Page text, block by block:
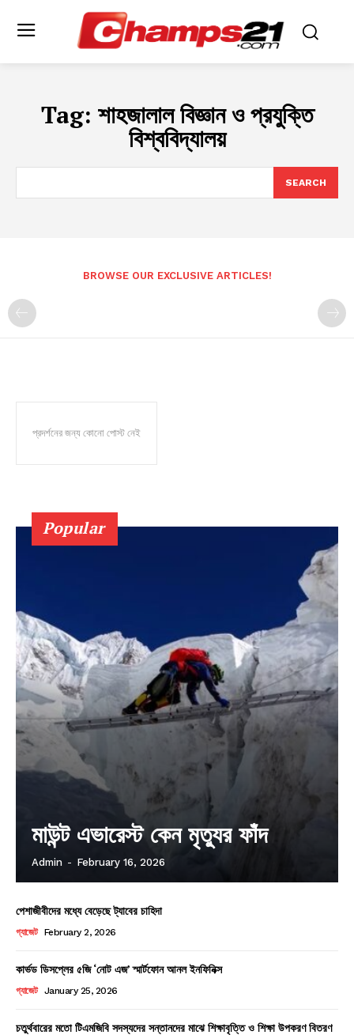
Tag: শাহজালাল বিজ্ঞান ও প্রযুক্তি
বিশ্ববিদ্যালয়
SEARCH
BROWSE OUR EXCLUSIVE ARTICLES!
প্রদর্শনের জন্য কোনো পোস্ট নেই
Popular
মাউন্ট এভারেস্ট কেন মৃত্যুর ফাঁদ
Admin - February 16, 2026
পেশাজীবীদের মধ্যে বেড়েছে ট্যাবের চাহিদা
গ্যাজেট February 2, 2026
কার্ভড ডিসপ্লের ৫জি ‘নোট এজ’ স্মার্টফোন আনল ইনফিনিক্স
গ্যাজেট January 25, 2026
চতুর্থবারের মতো টিএমজিবি সদস্যদের সন্তানদের মাঝে শিক্ষাবৃত্তি ও শিক্ষা উপকরণ বিতরণ